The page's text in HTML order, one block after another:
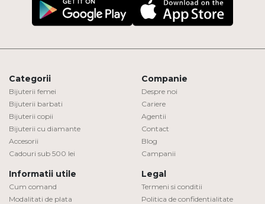
Categorii
Bijuterii femei
Bijuterii barbati
Bijuterii copii
Bijuterii cu diamante
Accesorii
Cadouri sub 500 lei
Companie
Despre noi
Cariere
Agentii
Contact
Blog
Campanii
Informatii utile
Cum comand
Modalitati de plata
Legal
Termeni si conditii
Politica de confidentialitate